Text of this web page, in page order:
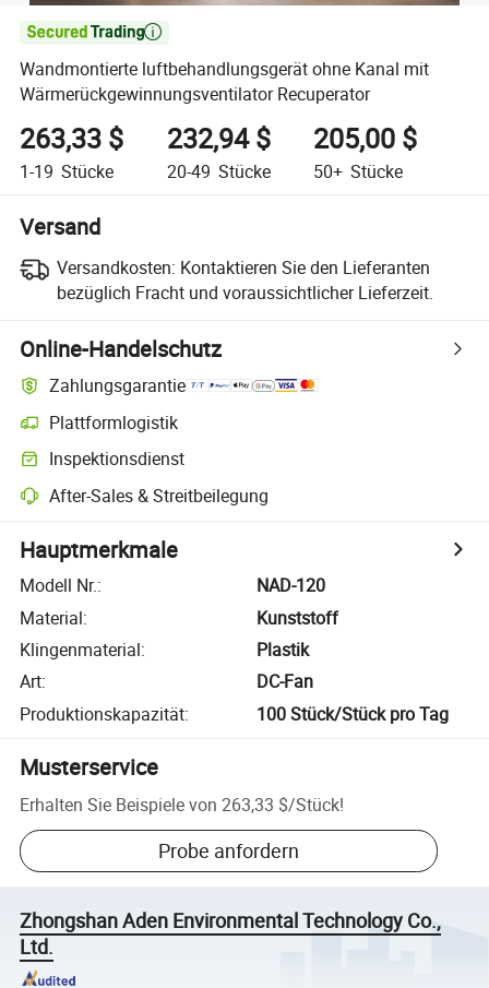

Wandmontierte luftbehandlungsgerät ohne Kanal mit
Wärmerückgewinnungsventilator Recuperator
263,33 $
1-19 Stücke
232,94 $
20-49 Stücke
205,00 $
50+ Stücke
Versand
Versandkosten: Kontaktieren Sie den Lieferanten
bezüglich Fracht und voraussichtlicher Lieferzeit.
Online-Handelschutz
Zahlungsgarantie
Plattformlogistik
Inspektionsdienst
After-Sales & Streitbeilegung
Hauptmerkmale
Modell Nr.:
NAD-120
Material:
Kunststoff
Klingenmaterial:
Plastik
Art:
DC-Fan
Produktionskapazität: 100 Stück/Stück pro Tag
Musterservice
Erhalten Sie Beispiele von 263,33 $/Stück!
Probe anfordern
Zhongshan Aden Environmental Technology Co.,
Ltd.